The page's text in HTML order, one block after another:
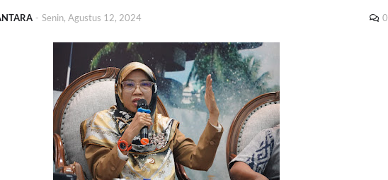
- Senin, Agustus 12, 2024 0